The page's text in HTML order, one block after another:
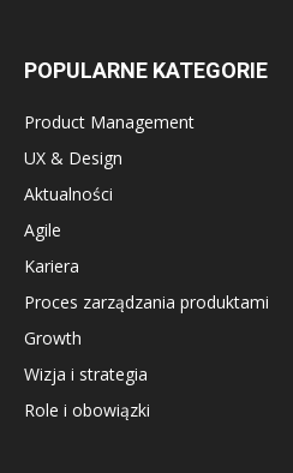
POPULARNE KATEGORIE
Product Management
UX & Design
Aktualności
Agile
Kariera
Proces zarządzania produktami
Growth
Wizja i strategia
Role i obowiązki